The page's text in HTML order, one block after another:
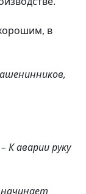
в
К аварии руку